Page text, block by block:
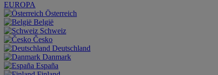
EUROPA
Österreich
België
Schweiz
Česko
Deutschland
Danmark
España